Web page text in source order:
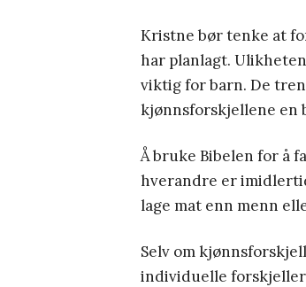
Kristne bør tenke at
har planlagt.
viktig for barn. De
kjønnsforskjellene en
Å bruke Bibelen for å
hverandre er
lage mat enn menn
Selv om
individuelle